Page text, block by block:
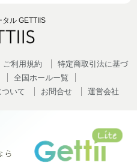
ル GETTIIS
ご利用規約
特定商取引法に基づ
全国ホールー覧
いて お問合せ 運営会社